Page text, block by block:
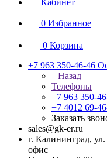
Кабинет
0 Избранное
0 Корзина
+7 963 350-46-46
Назад
Телефоны
+7 963 350-
+7 4012 69-
Заказать
sales@gk-er.ru
г. Калининград,
офис